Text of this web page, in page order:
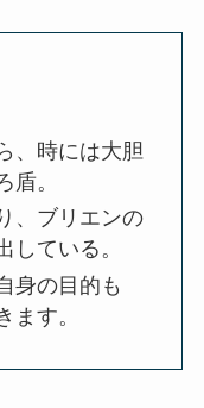
、時には大胆
盾。
、ブリエンの
している。
身の目的も
ます。